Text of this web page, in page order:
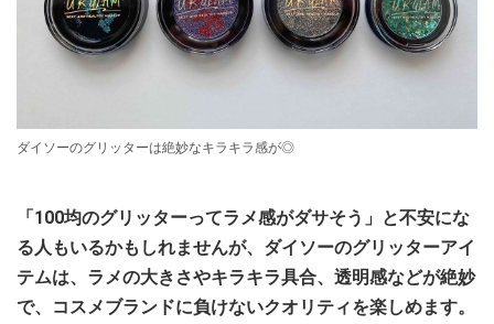
ダイソーのグリッターは絶妙なキラキラ感が◎
「100均のグリッターってラメ感がダサそう」と不安にな
る人もいるかもしれませんが、ダイソーのグリッターアイ
テムは、ラメの大きさやキラキラ具合、透明感などが絶妙
で、コスメブランドに負けないクオリティを楽しめます。